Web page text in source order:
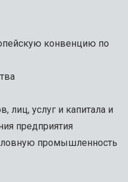
конвенцию по
лиц, услуг и капитала и
предприятия
промышленность